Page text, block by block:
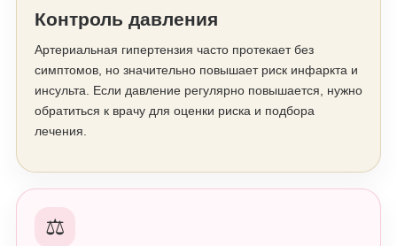
Контроль давления
Артериальная гипертензия часто протекает без
симптомов, но значительно повышает риск инфаркта и
инсульта. Если давление регулярно повышается, нужно
обратиться к врачу для оценки риска и подбора
лечения.
⚖️